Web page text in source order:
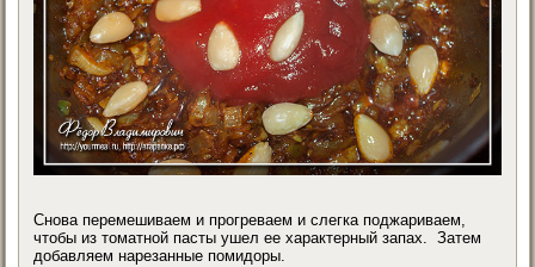
Снова перемешиваем и прогреваем и слегка поджариваем,
чтобы из томатной пасты ушел ее характерный запах. Затем
добавляем нарезанные помидоры.